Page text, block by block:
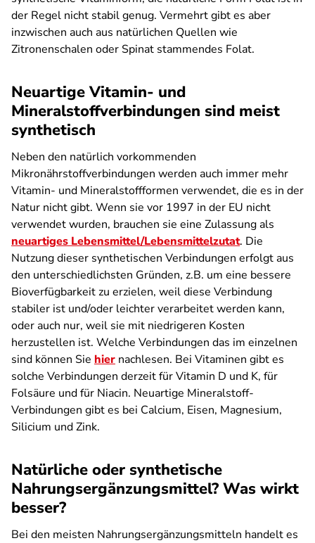
der Regel nicht stabil genug. Vermehrt gibt es aber
inzwischen auch aus natürlichen Quellen wie
Zitronenschalen oder Spinat stammendes Folat.
Neuartige Vitamin- und
Mineralstoffverbindungen sind meist
synthetisch
Neben den natürlich vorkommenden
Mikronährstoffverbindungen werden auch immer mehr
Vitamin- und Mineralstoffformen verwendet, die es in der
Natur nicht gibt. Wenn sie vor 1997 in der EU nicht
verwendet wurden, brauchen sie eine Zulassung als
neuartiges Lebensmittel/Lebensmittelzutat. Die
Nutzung dieser synthetischen Verbindungen erfolgt aus
den unterschiedlichsten Gründen, z.B. um eine bessere
Bioverfügbarkeit zu erzielen, weil diese Verbindung
stabiler ist und/oder leichter verarbeitet werden kann,
oder auch nur, weil sie mit niedrigeren Kosten
herzustellen ist. Welche Verbindungen das im einzelnen
sind können Sie hier nachlesen. Bei Vitaminen gibt es
solche Verbindungen derzeit für Vitamin D und K, für
Folsäure und für Niacin. Neuartige Mineralstoff-
Verbindungen gibt es bei Calcium, Eisen, Magnesium,
Silicium und Zink.
Natürliche oder synthetische
Nahrungsergänzungsmittel? Was wirkt
besser?
Bei den meisten Nahrungsergänzungsmitteln handelt es